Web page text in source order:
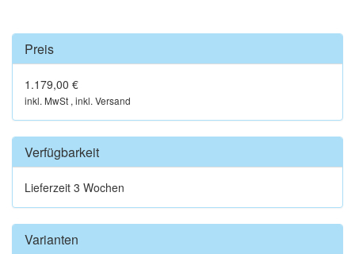
Preis
1.179,00 €
inkl. MwSt , inkl. Versand
Verfügbarkeit
Lieferzeit 3 Wochen
Varianten